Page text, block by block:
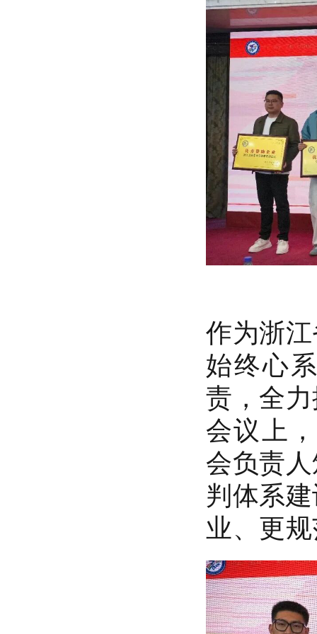
作为浙
始终心
责，全
会议上
会负责
判体系
业、更